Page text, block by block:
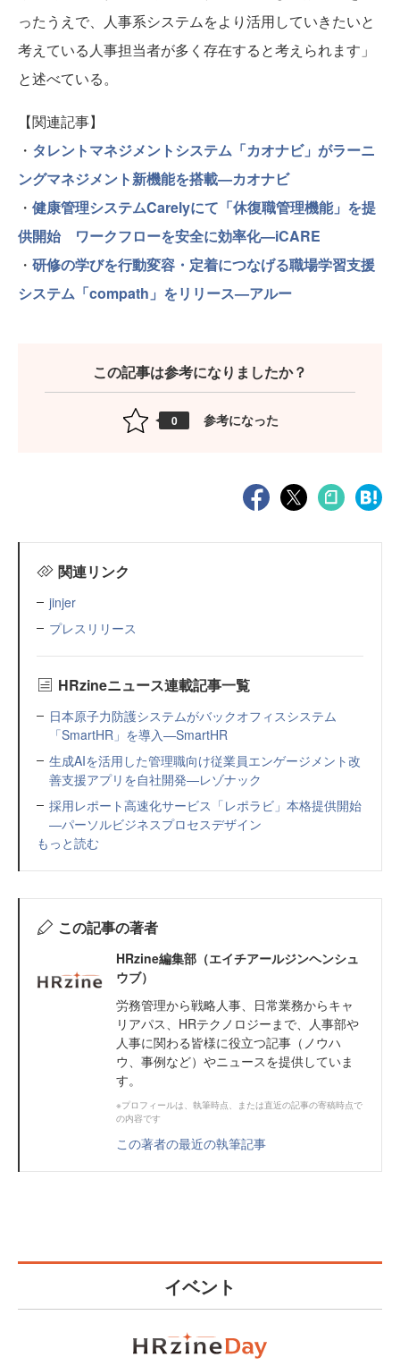
ったうえで、人事系システムをより活用していきたいと
考えている人事担当者が多く存在すると考えられます」
と述べている。
【関連記事】
・ タレントマネジメントシステム「カオナビ」がラーニ
ングマネジメント新機能を搭載—カオナビ
・ 健康管理システムCarelyにて「休復職管理機能」を提
供開始 ワークフローを安全に効率化—iCARE
・ 研修の学びを行動変容・定着につなげる職場学習支援
システム「compath」をリリース—アルー
この記事は参考になりましたか？
0 参考になった
関連リンク
jinjer
プレスリリース
HRzineニュース連載記事一覧
日本原子力防護システムがバックオフィスシステム
「SmartHR」を導入—SmartHR
生成AIを活用した管理職向け従業員エンゲージメント改
善支援アプリを自社開発—レゾナック
採用レポート高速化サービス「レポラビ」本格提供開始
—パーソルビジネスプロセスデザイン
もっと読む
この記事の著者
HRzine編集部（エイチアールジンヘンシュ
ウブ）
労務管理から戦略人事、日常業務からキャ
リアパス、HRテクノロジーまで、人事部や
人事に関わる皆様に役立つ記事（ノウハ
ウ、事例など）やニュースを提供していま
す。
※プロフィールは、執筆時点、または直近の記事の寄稿時点で
の内容です
この著者の最近の執筆記事
イベント